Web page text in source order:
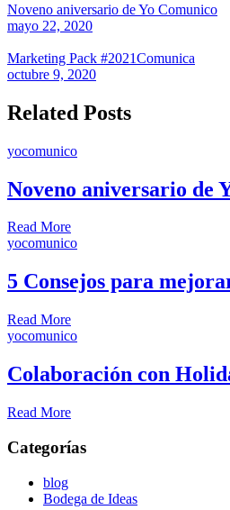
Noveno aniversario de Yo Comunico
mayo 22, 2020
Marketing Pack #2021Comunica
octubre 9, 2020
Related Posts
yocomunico
Noveno aniversario de
Read More
yocomunico
5 Consejos para
Read More
yocomunico
Colaboración con
Read More
Categorías
blog
Bodega de Ideas